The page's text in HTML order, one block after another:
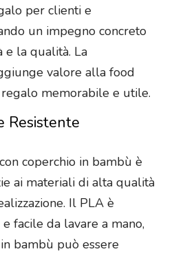
per clienti e
un impegno concreto
e la qualità. La
valore alla food
memorabile e utile.
Resistente
coperchio in bambù è
ai materiali di alta qualità
Il PLA è
facile da lavare a mano,
bambù può essere